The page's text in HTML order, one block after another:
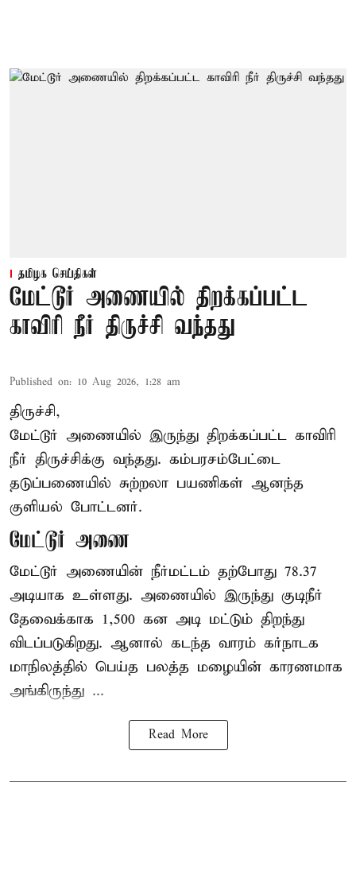
தமிழக செய்திகள்
மேட்டூர் அணையில் திறக்கப்பட்ட
காவிரி நீர் திருச்சி வந்தது
Published on: 10 Aug 2026, 1:28 am
திருச்சி,
மேட்டூர் அணையில் இருந்து திறக்கப்பட்ட காவிரி
நீர் திருச்சிக்கு வந்தது. கம்பரசம்பேட்டை
தடுப்பணையில் சுற்றலா பயணிகள் ஆனந்த
குளியல் போட்டனர்.
மேட்டூர் அணை
மேட்டூர் அணையின் நீர்மட்டம் தற்போது 78.37
அடியாக உள்ளது. அணையில் இருந்து குடிநீர்
தேவைக்காக 1,500 கன அடி மட்டும் திறந்து
விடப்படுகிறது. ஆனால் கடந்த வாரம் கர்நாடக
மாநிலத்தில் பெய்த பலத்த மழையின் காரணமாக
அங்கிருந்து ...
Read More